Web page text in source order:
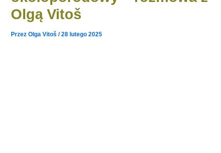
Olgą Vitoš
PrzezOlga Vitoš/28 lutego 2025